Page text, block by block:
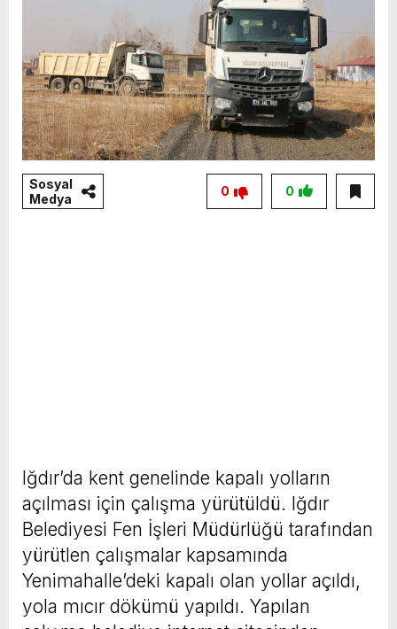
Sosyal
Medya
0
0
Iğdır’da kent genelinde kapalı yolların
açılması için çalışma yürütüldü. Iğdır
Belediyesi Fen İşleri Müdürlüğü tarafından
yürütlen çalışmalar kapsamında
Yenimahalle’deki kapalı olan yollar açıldı,
yola mıcır dökümü yapıldı. Yapılan